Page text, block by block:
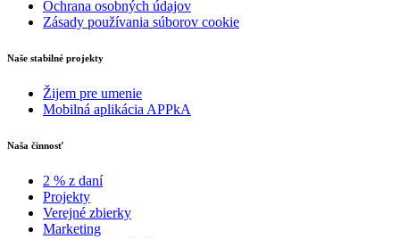
Naše stabilné projekty
Žijem pre umenie
Naša činnosť
2 % z daní
Verejné zbierky
Marketing
Aktivity pre radosť
Partneri